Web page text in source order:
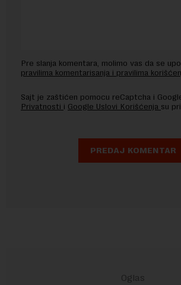
Pre slanja komentara, molimo vas da se
pravilima komentarisanja i pravilima
Sajt je zaštićen pomocu reCaptcha i
Privatnosti i Google Uslovi Korišćenja su